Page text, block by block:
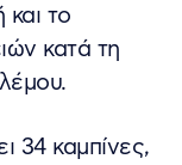
το
κατά τη
34 καμπίνες,